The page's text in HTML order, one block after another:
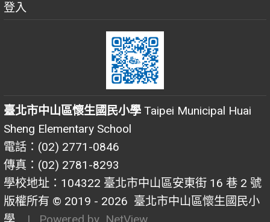
登入
臺北市中山區懷生國民小學 Taipei Municipal Huai
Sheng Elementary School
電話：(02) 2771-0846
傳真：(02) 2781-8293
學校地址：104322 臺北市中山區安東街 16 巷 2 號
版權所有 © 2019 - 2026 臺北市中山區懷生國民小
學
| Powered by NetView